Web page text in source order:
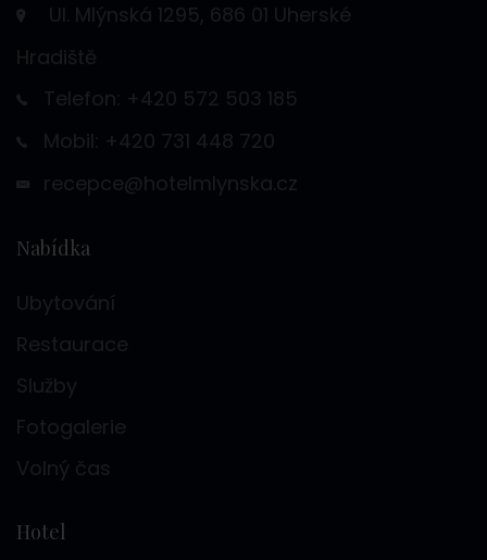
Ul. Mlýnská 1295, 686 01 Uherské
Hradiště
Telefon: +420 572 503 185
Mobil: +420 731 448 720
recepce@hotelmlynska.cz
Nabídka
Ubytování
Restaurace
Služby
Fotogalerie
Volný čas
Hotel